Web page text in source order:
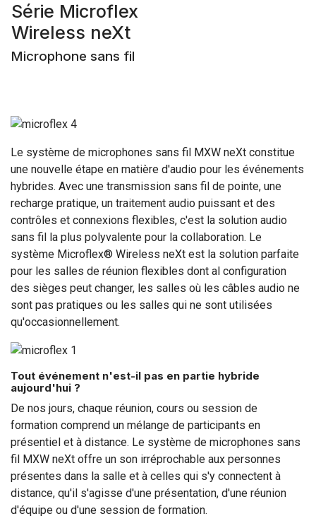
Série Microflex
Wireless neXt
Microphone sans fil
Le système de microphones sans fil MXW neXt constitue
une nouvelle étape en matière d'audio pour les événements
hybrides. Avec une transmission sans fil de pointe, une
recharge pratique, un traitement audio puissant et des
contrôles et connexions flexibles, c'est la solution audio
sans fil la plus polyvalente pour la collaboration. Le
système Microflex® Wireless neXt est la solution parfaite
pour les salles de réunion flexibles dont al configuration
des sièges peut changer, les salles où les câbles audio ne
sont pas pratiques ou les salles qui ne sont utilisées
qu'occasionnellement.
Tout événement n'est-il pas en partie hybride
aujourd'hui ?
De nos jours, chaque réunion, cours ou session de
formation comprend un mélange de participants en
présentiel et à distance. Le système de microphones sans
fil MXW neXt offre un son irréprochable aux personnes
présentes dans la salle et à celles qui s'y connectent à
distance, qu'il s'agisse d'une présentation, d'une réunion
d'équipe ou d'une session de formation.